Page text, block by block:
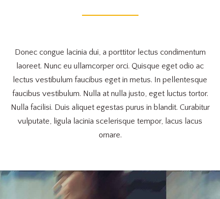
Donec congue lacinia dui, a porttitor lectus condimentum
laoreet. Nunc eu ullamcorper orci. Quisque eget odio ac
lectus vestibulum faucibus eget in metus. In pellentesque
faucibus vestibulum. Nulla at nulla justo, eget luctus tortor.
Nulla facilisi. Duis aliquet egestas purus in blandit. Curabitur
vulputate, ligula lacinia scelerisque tempor, lacus lacus
ornare.